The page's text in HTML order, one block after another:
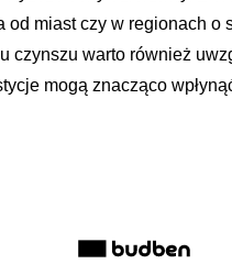
miast czy w regionach o
czynszu warto również
mogą znacząco